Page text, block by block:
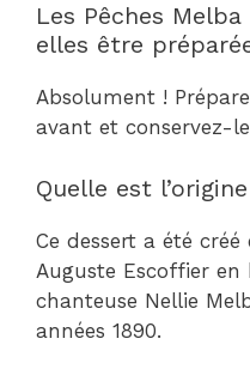
Les Pêches
elles être
Absolument !
avant et conservez-
Quelle est
Ce dessert a été
Auguste Escoffier
chanteuse Nellie
années 1890.